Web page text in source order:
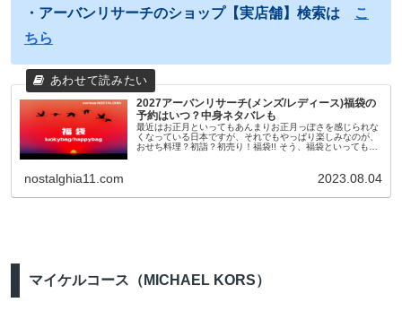
・アーバンリサーチのショップ【実店舗】検索は
こ
ちら
2027アーバンリサーチ(メンズ/レディース)福袋の
予約はいつ？中身ネタバレも
最近はお正月といってもあんまりお正月っぽさを感じられな
くなっている日本ですが、それでもやっぱり楽しみなのが、
おせち料理？初詣？初売り！福袋!! そう、福袋といっても最
nostalghia11.com 2023.08.04
マイケルコース（MICHAEL KORS）